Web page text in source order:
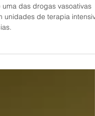
das drogas vasoativas